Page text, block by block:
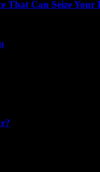
Can Seize Your